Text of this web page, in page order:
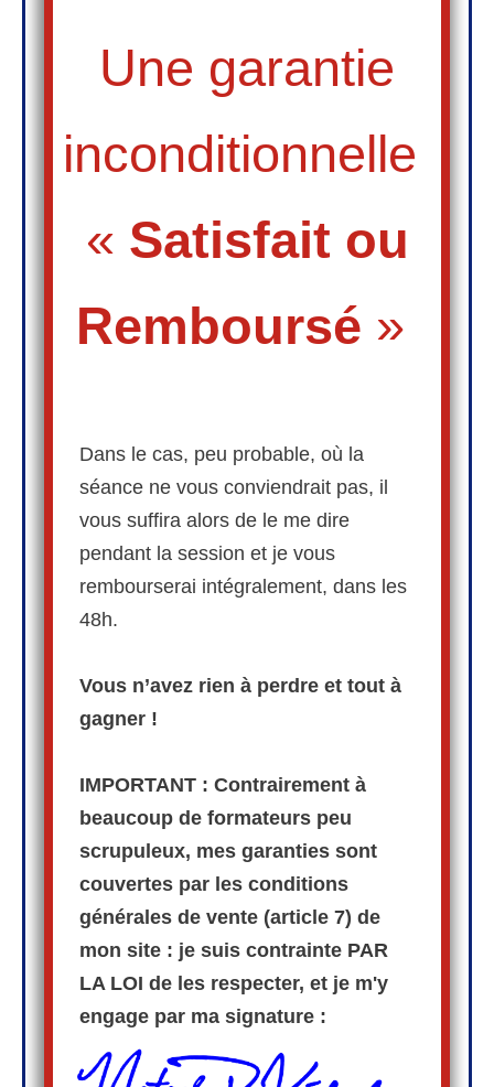
Une garantie
inconditionnelle
« Satisfait ou
Remboursé »
Dans le cas, peu probable, où la
séance ne vous conviendrait pas, il
vous suffira alors de le me dire
pendant la session et je vous
rembourserai intégralement, dans les
48h.
Vous n’avez rien à perdre et tout à
gagner !
IMPORTANT : ​Contrairement à
beaucoup de ​formateurs peu
scrupuleux, mes garanties sont
couvertes par les conditions
générales de vente (article 7) de
mon site : je suis contrainte PAR
LA LOI de les respecter, et je m'y
engage par ma signature :